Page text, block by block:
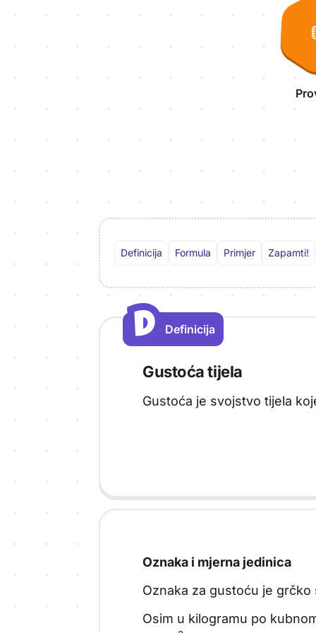
Definicija Formula Primjer Zapamti!
D
D
Definicija
Gustoća tijela
Gustoća je svojstvo tijela
Oznaka i mjerna jedinica
Oznaka za gustoću je grčko
Osim u kilogramu po